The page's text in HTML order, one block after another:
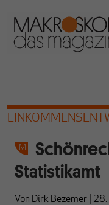
Statistikamt
Von Dirk Bezemer